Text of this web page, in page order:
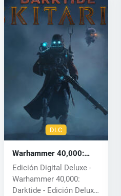
DLC
Warhammer 40,000:
Darktide - Skitarii Class
(PC) key
Edición Digital Deluxe -
Warhammer 40,000:
Darktide - Edición Deluxe